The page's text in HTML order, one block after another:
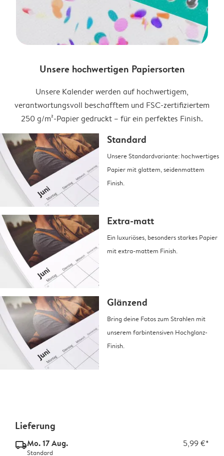
Unsere hochwertigen Papiersorten
Unsere Kalender werden auf hochwertigem,
verantwortungsvoll beschafftem und FSC-zertifiziertem
250 g/m²-Papier gedruckt – für ein perfektes Finish.
Standard
Unsere Standardvariante: hochwertiges
Papier mit glattem, seidenmattem
Finish.
Extra-matt
Ein luxuriöses, besonders starkes Papier
mit extra-mattem Finish.
Glänzend
Bring deine Fotos zum Strahlen mit
unserem farbintensiven Hochglanz-
Finish.
Lieferung
delivery_standard_v2Mo. 17 Aug. 5,99 €*
Standard